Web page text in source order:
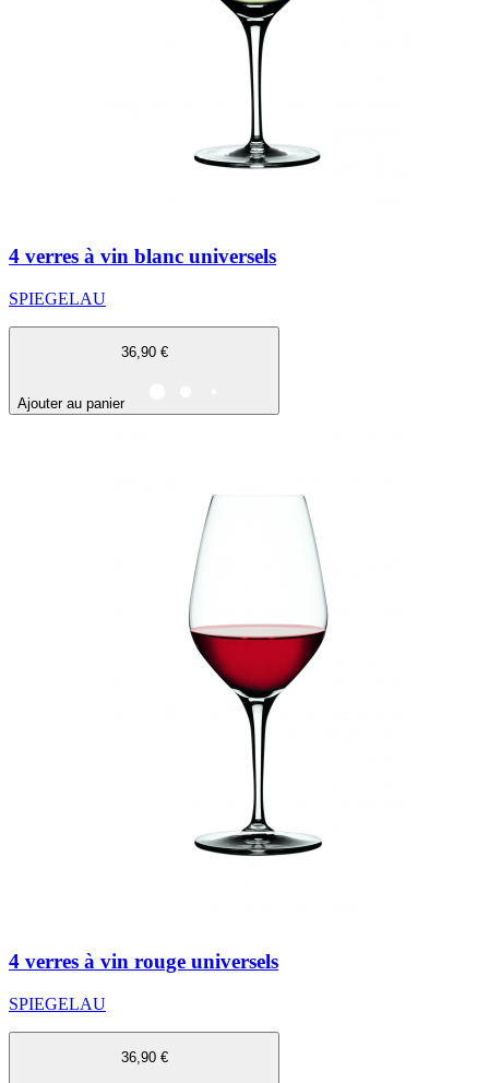
4 verres à vin blanc universels
SPIEGELAU
36,90 €
Ajouter au panier
4 verres à vin rouge universels
SPIEGELAU
36,90 €